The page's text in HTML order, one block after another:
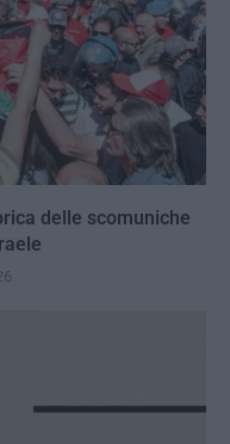
delle scomuniche